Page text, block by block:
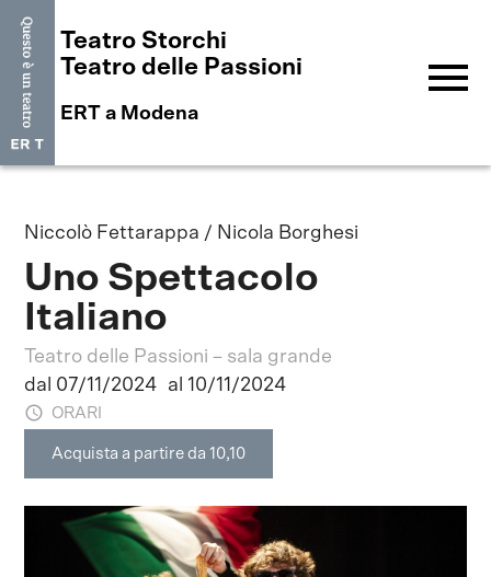
Teatro Storchi
Teatro delle Passioni
ERT a Modena
menu
Niccolò Fettarappa / Nicola Borghesi
Uno Spettacolo
Italiano
Teatro delle Passioni – sala grande
dal 07/11/2024
al 10/11/2024
ORARI
Acquista a partire da 10,10